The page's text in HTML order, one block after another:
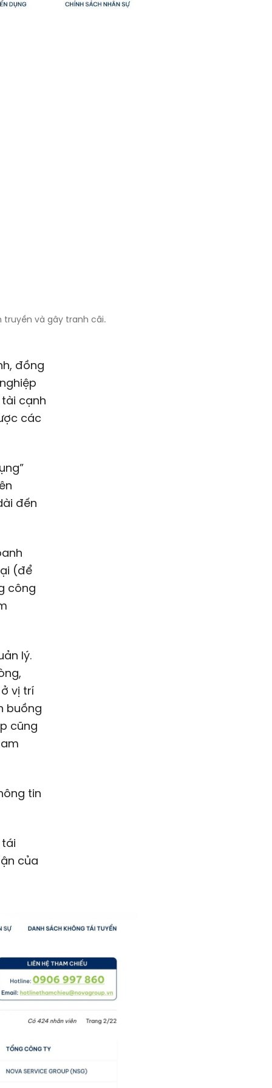
truyền và gây tranh cãi.
đồng
cạnh
các
đến
(để
công
lý.
vị trí
buồng
cũng
tin
của